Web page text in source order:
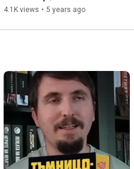
4.1K views • 5 years ago